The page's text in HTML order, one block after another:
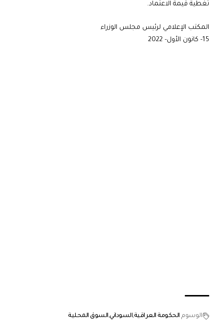
تغطية قيمة الاعتماد.
المكتب الإعلامي لرئيس مجلس الوزراء
15- كانون الأول- 2022
الوسوم الحكومة العراقيةالسوداني السوق المحلية